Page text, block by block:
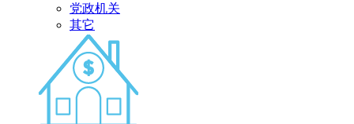
党政机关
其它